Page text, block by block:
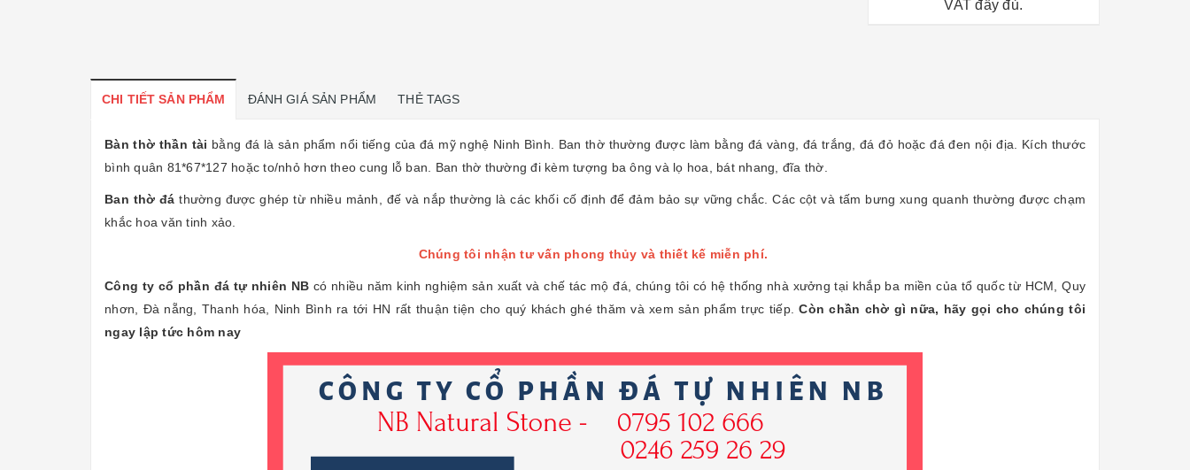
VAT đầy đủ.
CHI TIẾT SẢN PHẨM ĐÁNH GIÁ SẢN PHẨM THẺ TAGS
Bàn thờ thần tài bằng đá là sản phẩm nổi tiếng của đá mỹ nghệ Ninh Bình. Ban thờ thường được làm bằng đá vàng, đá trắng, đá đỏ hoặc đá đen nội địa. Kích thước
bình quân 81*67*127 hoặc to/nhỏ hơn theo cung lỗ ban. Ban thờ thường đi kèm tượng ba ông và lọ hoa, bát nhang, đĩa thờ.
Ban thờ đá thường được ghép từ nhiều mảnh, đế và nắp thường là các khối cố định để đảm bảo sự vững chắc. Các cột và tấm bưng xung quanh thường được chạm
khắc hoa văn tinh xảo.
Chúng tôi nhận tư vấn phong thủy và thiết kế miễn phí.
Công ty cổ phần đá tự nhiên NB có nhiều năm kinh nghiệm sản xuất và chế tác mộ đá, chúng tôi có hệ thống nhà xưởng tại khắp ba miền của tổ quốc từ HCM, Quy
nhơn, Đà nẵng, Thanh hóa, Ninh Bình ra tới HN rất thuận tiện cho quý khách ghé thăm và xem sản phẩm trực tiếp.Còn chần chờ gì nữa, hãy gọi cho chúng tôi
ngay lập tức hôm nay